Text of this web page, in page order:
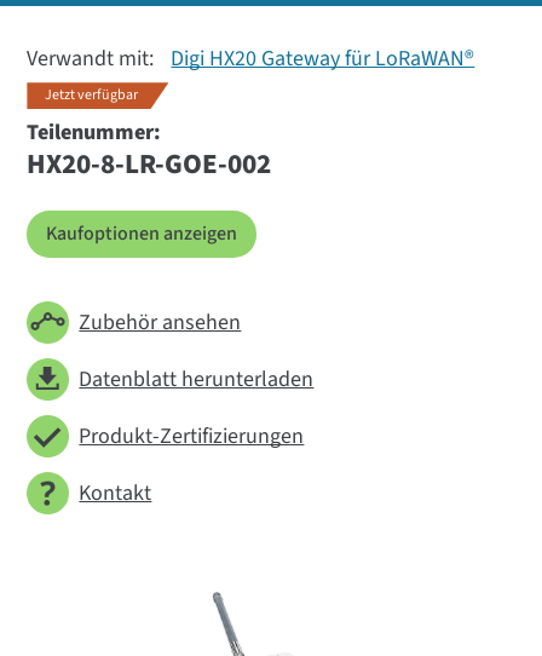
Verwandt mit: Digi HX20 Gateway für LoRaWAN®
Jetzt verfügbar
Teilenummer:
HX20-8-LR-GOE-002
Kaufoptionen anzeigen
Zubehör ansehen
Datenblatt herunterladen
Produkt-Zertifizierungen
Kontakt